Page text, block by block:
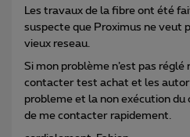
Les travaux de la fibre ont été
suspecte que Proximus ne veut
vieux reseau.
Si mon problème n’est pas réglé
contacter test achat et les
probleme et la non exécution du
de me contacter rapidement.